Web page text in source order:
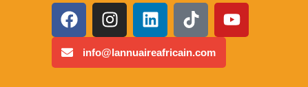
info@lannuaireafricain.com